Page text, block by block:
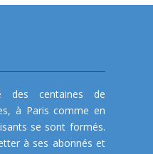
des centaines de
à Paris comme en
se sont formés.
à ses abonnés et